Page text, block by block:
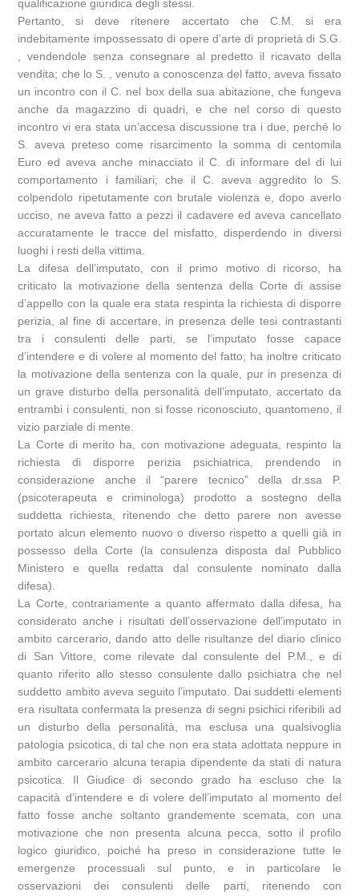
qualificazione giuridica degli stessi.
Pertanto, si deve ritenere accertato che C.M. si era
indebitamente impossessato di opere d’arte di proprietà di S.G.
, vendendole senza consegnare al predetto il ricavato della
vendita; che lo S. , venuto a conoscenza del fatto, aveva fissato
un incontro con il C. nel box della sua abitazione, che fungeva
anche da magazzino di quadri, e che nel corso di questo
incontro vi era stata un’accesa discussione tra i due, perché lo
S. aveva preteso come risarcimento la somma di centomila
Euro ed aveva anche minacciato il C. di informare del di lui
comportamento i familiari; che il C. aveva aggredito lo S.
colpendolo ripetutamente con brutale violenza e, dopo averlo
ucciso, ne aveva fatto a pezzi il cadavere ed aveva cancellato
accuratamente le tracce del misfatto, disperdendo in diversi
luoghi i resti della vittima.
La difesa dell’imputato, con il primo motivo di ricorso, ha
criticato la motivazione della sentenza della Corte di assise
d’appello con la quale era stata respinta la richiesta di disporre
perizia, al fine di accertare, in presenza delle tesi contrastanti
tra i consulenti delle parti, se l’imputato fosse capace
d’intendere e di volere al momento del fatto; ha inoltre criticato
la motivazione della sentenza con la quale, pur in presenza di
un grave disturbo della personalità dell’imputato, accertato da
entrambi i consulenti, non si fosse riconosciuto, quantomeno, il
vizio parziale di mente.
La Corte di merito ha, con motivazione adeguata, respinto la
richiesta di disporre perizia psichiatrica, prendendo in
considerazione anche il “parere tecnico” della dr.ssa P.
(psicoterapeuta e criminologa) prodotto a sostegno della
suddetta richiesta, ritenendo che detto parere non avesse
portato alcun elemento nuovo o diverso rispetto a quelli già in
possesso della Corte (la consulenza disposta dal Pubblico
Ministero e quella redatta dal consulente nominato dalla
difesa).
La Corte, contrariamente a quanto affermato dalla difesa, ha
considerato anche i risultati dell’osservazione dell’imputato in
ambito carcerario, dando atto delle risultanze del diario clinico
di San Vittore, come rilevate dal consulente del P.M., e di
quanto riferito allo stesso consulente dallo psichiatra che nel
suddetto ambito aveva seguito l’imputato. Dai suddetti elementi
era risultata confermata la presenza di segni psichici riferibili ad
un disturbo della personalità, ma esclusa una qualsivoglia
patologia psicotica, di tal che non era stata adottata neppure in
ambito carcerario alcuna terapia dipendente da stati di natura
psicotica. Il Giudice di secondo grado ha escluso che la
capacità d’intendere e di volere dell’imputato al momento del
fatto fosse anche soltanto grandemente scemata, con una
motivazione che non presenta alcuna pecca, sotto il profilo
logico giuridico, poiché ha preso in considerazione tutte le
emergenze processuali sul punto, e in particolare le
osservazioni dei consulenti delle parti, ritenendo con